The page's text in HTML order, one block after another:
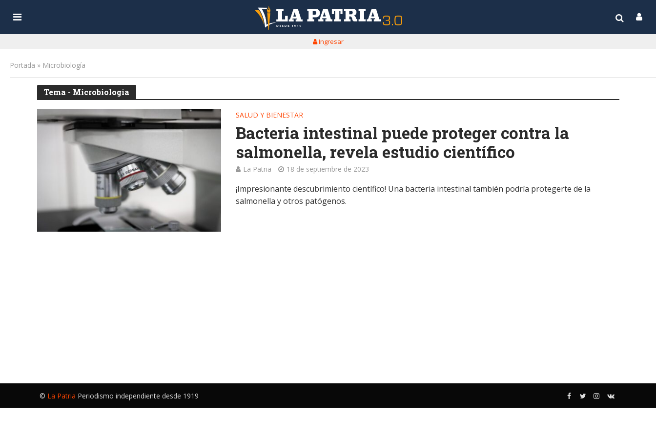
Ingresar
Portada » Microbiología
Tema - Microbiología
SALUD Y BIENESTAR
Bacteria intestinal puede proteger contra la
salmonella, revela estudio científico
La Patria 18 de septiembre de 2023
¡Impresionante descubrimiento científico! Una bacteria intestinal también podría protegerte de la
salmonella y otros patógenos.
© La Patria Periodismo independiente desde 1919